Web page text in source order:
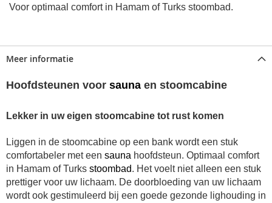
Voor optimaal comfort in Hamam of Turks stoombad.
Meer informatie
Hoofdsteunen voor sauna en stoomcabine
Lekker in uw eigen stoomcabine tot rust komen
Liggen in de stoomcabine op een bank wordt een stuk
comfortabeler met een sauna hoofdsteun. Optimaal comfort
in Hamam of Turks stoombad. Het voelt niet alleen een stuk
prettiger voor uw lichaam. De doorbloeding van uw lichaam
wordt ook gestimuleerd bij een goede gezonde lighouding in